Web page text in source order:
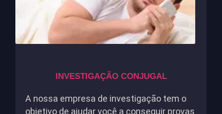
INVESTIGAÇÃO CONJUGAL
A nossa empresa de investigação tem o
objetivo de ajudar você a conseguir provas